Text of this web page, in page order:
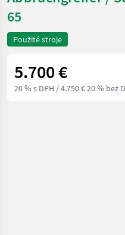
65
Použité stroje
5.700 €
20 % s DPH / 4.750 € 20 % bez